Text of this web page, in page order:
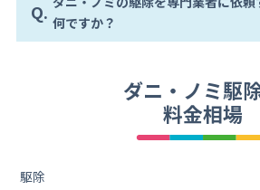
Q. 何ですか？
ダニ・ノミ駆
料金相場
駆除